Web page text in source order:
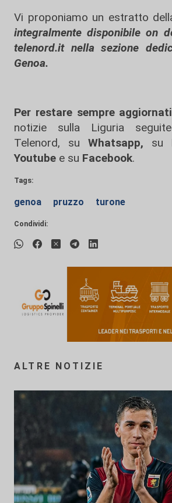
Vi proponiamo un estratto
integralmente disponibile on
telenord.it nella sezione
Genoa.
Per restare sempre aggiornati
notizie sulla Liguria
Telenord, su
Whatsapp, su
Youtube e su Facebook.
Tags:
genoa pruzzo turone
Condividi:
ALTRE NOTIZIE